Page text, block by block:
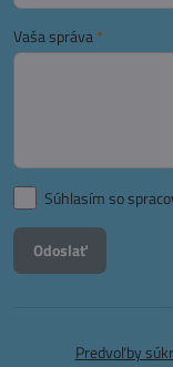
Vaša správa*
Súhlasím so
Odoslať
Predvoľby